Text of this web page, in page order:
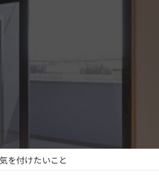
を付けたいこと